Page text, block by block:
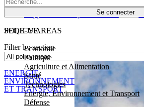
Se connecter
POLICY AREAS
Economie
Politique
Agriculture et Alimentation
Santé
Technologies
Energie, Environnement et Transport
Défense
Économie
SEQE-UE
Filter by section
ENERGIE,
ENVIRONNEMENT
ET TRANSPORT